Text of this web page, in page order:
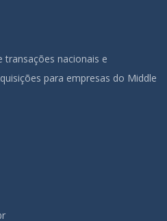
transações nacionais e
para empresas do Middle